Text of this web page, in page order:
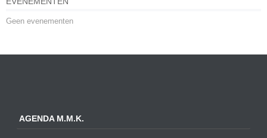
Geen evenementen
AGENDA M.M.K.